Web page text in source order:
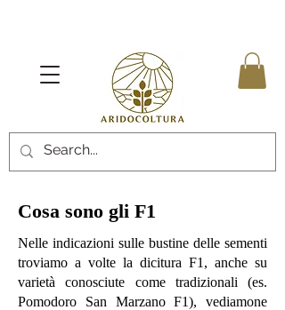
Cosa sono gli F1
Nelle indicazioni sulle bustine delle sementi
troviamo a volte la dicitura F1, anche su
varietà conosciute come tradizionali (es.
Pomodoro San Marzano F1), vediamone